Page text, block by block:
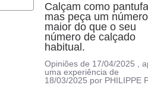
Calçam como
mas peça um número
maior do que o seu
número de calçado
habitual.
Opiniões de 17/04/2025
,
uma experiência de
18/03/2025 por PHILIPPE